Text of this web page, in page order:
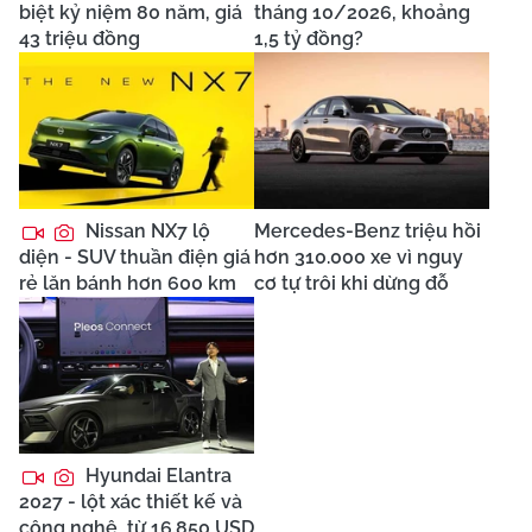
biệt kỷ niệm 80 năm, giá
43 triệu đồng
tháng 10/2026, khoảng
1,5 tỷ đồng?
Nissan NX7 lộ
diện - SUV thuần điện giá
rẻ lăn bánh hơn 600 km
Mercedes-Benz triệu hồi
hơn 310.000 xe vì nguy
cơ tự trôi khi dừng đỗ
Hyundai Elantra
2027 - lột xác thiết kế và